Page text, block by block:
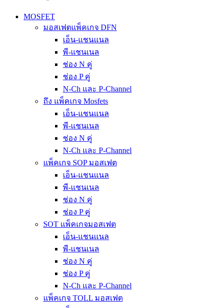
MOSFET
มอสเฟตแพ็คเกจ DFN
เอ็น-แชนแนล
พี-แชนเนล
ช่อง N คู่
ช่อง P คู่
N-Ch และ P-Channel
ถึง แพ็คเกจ Mosfets
เอ็น-แชนแนล
พี-แชนเนล
ช่อง N คู่
N-Ch และ P-Channel
แพ็คเกจ SOP มอสเฟต
เอ็น-แชนแนล
พี-แชนเนล
ช่อง N คู่
ช่อง P คู่
SOT แพ็คเกจมอสเฟต
เอ็น-แชนแนล
พี-แชนเนล
ช่อง N คู่
ช่อง P คู่
N-Ch และ P-Channel
แพ็คเกจ TOLL มอสเฟต